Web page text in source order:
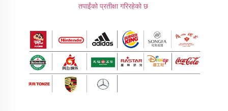
तपाईंको प्रतीक्षा गरिरहेको छ